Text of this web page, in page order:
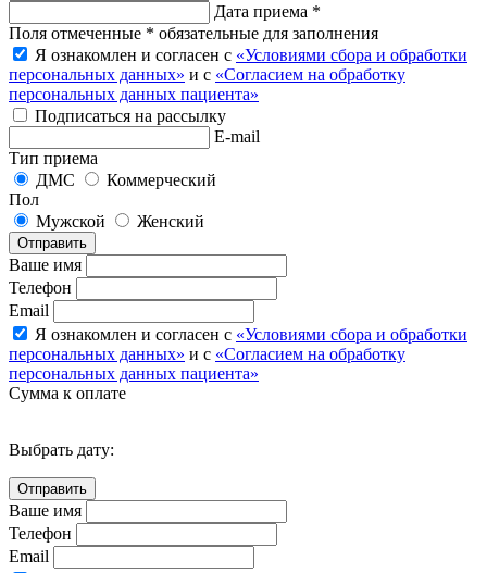
Дата приема *
Поля отмеченные * обязательные для заполнения
Я ознакомлен и согласен с «Условиями сбора и обработки
персональных данных» и с «Согласием на обработку
персональных данных пациента»
Подписаться на рассылку
E-mail
Тип приема
ДМС
Коммерческий
Пол
Мужской
Женский
Отправить
Ваше имя
Телефон
Email
Я ознакомлен и согласен с «Условиями сбора и обработки
персональных данных» и с «Согласием на обработку
персональных данных пациента»
Сумма к оплате
Выбрать дату:
Ваше имя
Телефон
Email